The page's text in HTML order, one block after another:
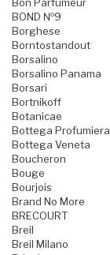
Bon Parfumeur
BOND №9
Borghese
Borntostandout
Borsalino
Borsalino Panama
Borsari
Bortnikoff
Botanicae
Bottega Profumiera
Bottega Veneta
Boucheron
Bouge
Bourjois
Brand No More
BRECOURT
Breil
Breil Milano